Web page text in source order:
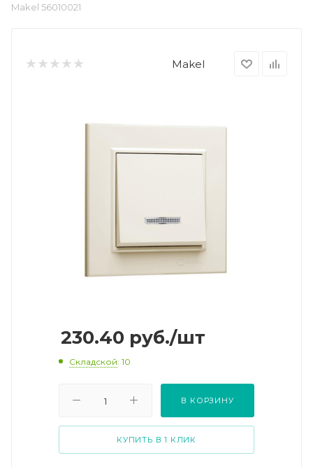
Makel 56010021
Makel
230.40 руб./шт
Складской: 10
В КОРЗИНУ
КУПИТЬ В 1 КЛИК